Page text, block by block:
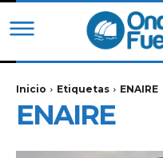
Inicio Etiquetas ENAIRE
ENAIRE